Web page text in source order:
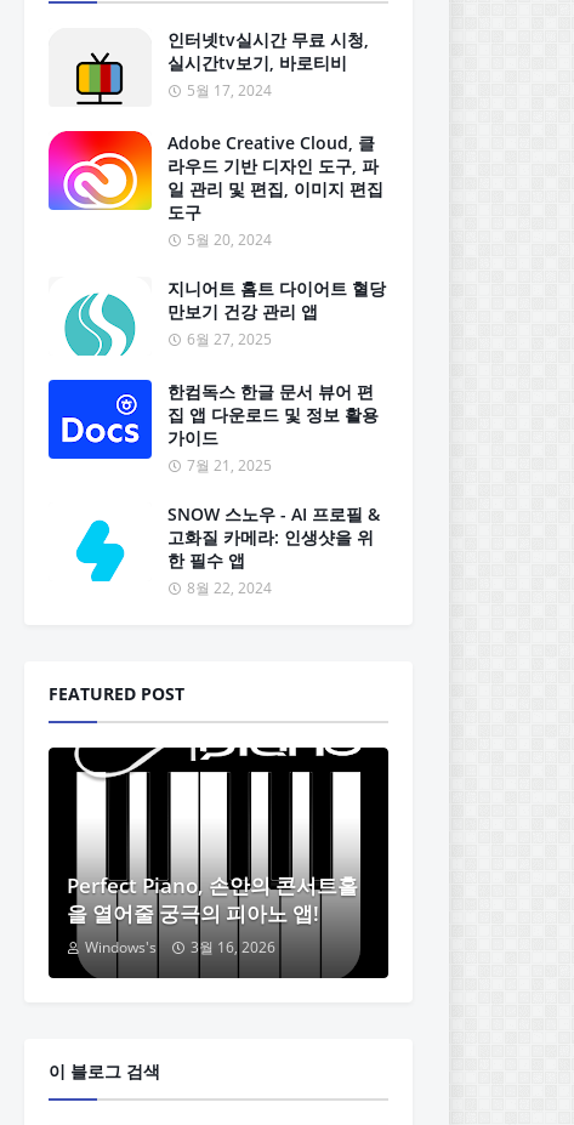
인터넷tv실시간 무료 시청,
실시간tv보기, 바로티비
5월 17, 2024
Adobe Creative Cloud, 클
라우드 기반 디자인 도구, 파
일 관리 및 편집, 이미지 편집
도구
5월 20, 2024
지니어트 홈트 다이어트 혈당
만보기 건강 관리 앱
6월 27, 2025
한컴독스 한글 문서 뷰어 편
집 앱 다운로드 및 정보 활용
가이드
7월 21, 2025
SNOW 스노우 - AI 프로필 &
고화질 카메라: 인생샷을 위
한 필수 앱
8월 22, 2024
FEATURED POST
Perfect Piano, 손안의 콘서트홀
을 열어줄 궁극의 피아노 앱!
Windows's 3월 16, 2026
이 블로그 검색